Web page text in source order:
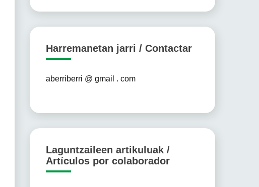
Harremanetan jarri / Contactar
aberriberri @ gmail . com
Laguntzaileen artikuluak /
Artículos por colaborador